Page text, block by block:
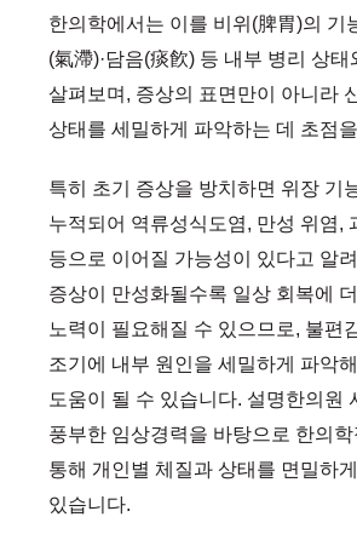
한의학에서는 이를 비위(脾胃)의 기
(氣滯)·담음(痰飮) 등 내부 병리 상태
살펴보며, 증상의 표면만이 아니라
상태를 세밀하게 파악하는 데 초점
특히 초기 증상을 방치하면 위장 기
누적되어 역류성식도염, 만성 위염,
등으로 이어질 가능성이 있다고 알
증상이 만성화될수록 일상 회복에
노력이 필요해질 수 있으므로, 불편
조기에 내부 원인을 세밀하게 파악
도움이 될 수 있습니다. 설명한의원
풍부한 임상경력을 바탕으로 한의
통해 개인별 체질과 상태를 면밀하
있습니다.